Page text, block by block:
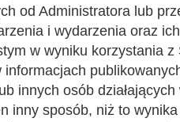
od Administratora lub
i wydarzenia oraz
w wyniku korzystania
innych osób
inny sposób, niż to